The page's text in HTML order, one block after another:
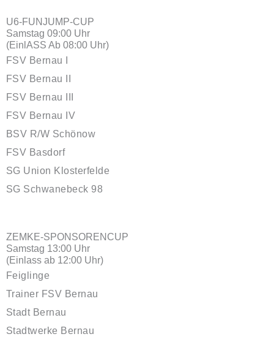
U6-FUNJUMP-CUP
Samstag 09:00 Uhr
(EinlASS Ab 08:00 Uhr)
FSV Bernau I
FSV Bernau II
FSV Bernau III
FSV Bernau IV
BSV R/W Schönow
FSV Basdorf
SG Union Klosterfelde
SG Schwanebeck 98
ZEMKE-SPONSORENCUP
Samstag 13:00 Uhr
(Einlass ab 12:00 Uhr)
Feiglinge
Trainer FSV Bernau
Stadt Bernau
Stadtwerke Bernau